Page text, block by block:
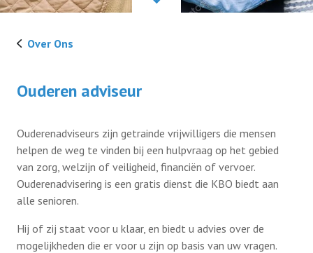
functies
documenten
Lid worden
Over Ons
Ouderen adviseur
Ouderenadviseurs zijn getrainde vrijwilligers die mensen
helpen de weg te vinden bij een hulpvraag op het gebied
van zorg, welzijn of veiligheid, financiën of vervoer.
Ouderenadvisering is een gratis dienst die KBO biedt aan
alle senioren.
Hij of zij staat voor u klaar, en biedt u advies over de
mogelijkheden die er voor u zijn op basis van uw vragen.